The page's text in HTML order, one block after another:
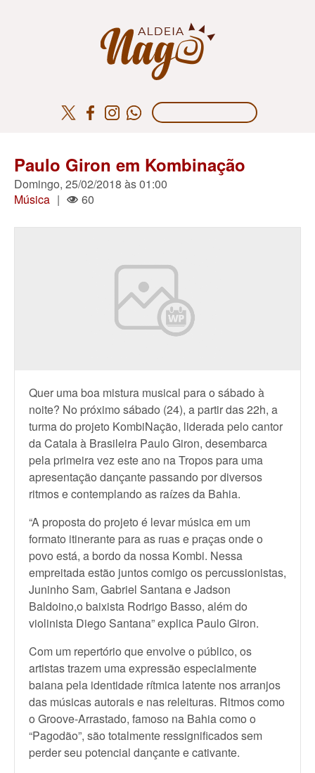
Paulo Giron em Kombinação
Domingo, 25/02/2018 às 01:00
Música | 60
Quer uma boa mistura musical para o sábado à
noite? No próximo sábado (24), a partir das 22h, a
turma do projeto KombiNação, liderada pelo cantor
da Catala à Brasileira Paulo Giron, desembarca
pela primeira vez este ano na Tropos para uma
apresentação dançante passando por diversos
ritmos e contemplando as raízes da Bahia.
“A proposta do projeto é levar música em um
formato itinerante para as ruas e praças onde o
povo está, a bordo da nossa Kombi. Nessa
empreitada estão juntos comigo os percussionistas,
Juninho Sam, Gabriel Santana e Jadson
Baldoino,o baixista Rodrigo Basso, além do
violinista Diego Santana” explica Paulo Giron.
Com um repertório que envolve o público, os
artistas trazem uma expressão especialmente
baiana pela identidade rítmica latente nos arranjos
das músicas autorais e nas releituras. Ritmos como
o Groove-Arrastado, famoso na Bahia como o
“Pagodão”, são totalmente ressignificados sem
perder seu potencial dançante e cativante.